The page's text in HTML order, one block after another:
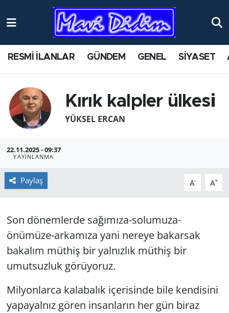
RESMİ İLANLAR GÜNDEM GENEL SİYASET
Kırık kalpler ülkesi
YÜKSEL ERCAN
22.11.2025 - 09:37
YAYINLANMA
Paylaş A- A+
Son dönemlerde sağımıza-solumuza-
önümüze-arkamıza yani nereye bakarsak
bakalım müthiş bir yalnızlık müthiş bir
umutsuzluk görüyoruz.
Milyonlarca kalabalık içerisinde bile kendisini
yapayalnız gören insanların her gün biraz
ANTİK YERLER
AYDIN
BİLİM VE TEKNOLOJİ
EKONOMİ
GENEL
GÜNDEM
HABERDE İNSAN
KÜLTÜR SANAT
Nöbetçi Eczaneler
Namaz Vakitleri
Trafik Durumu
Son Dakika Haberleri
Haber Arşivi